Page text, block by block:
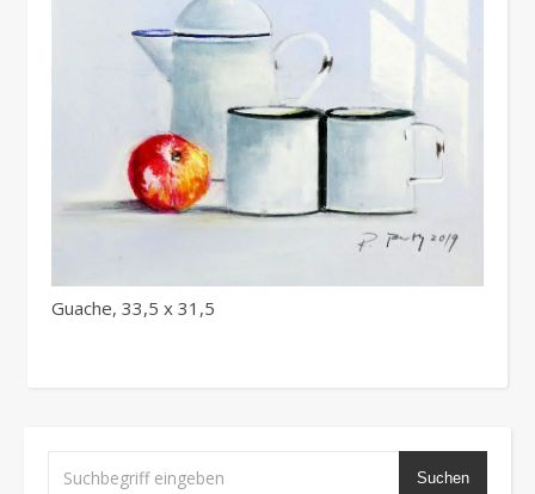
Guache, 33,5 x 31,5
Suchen